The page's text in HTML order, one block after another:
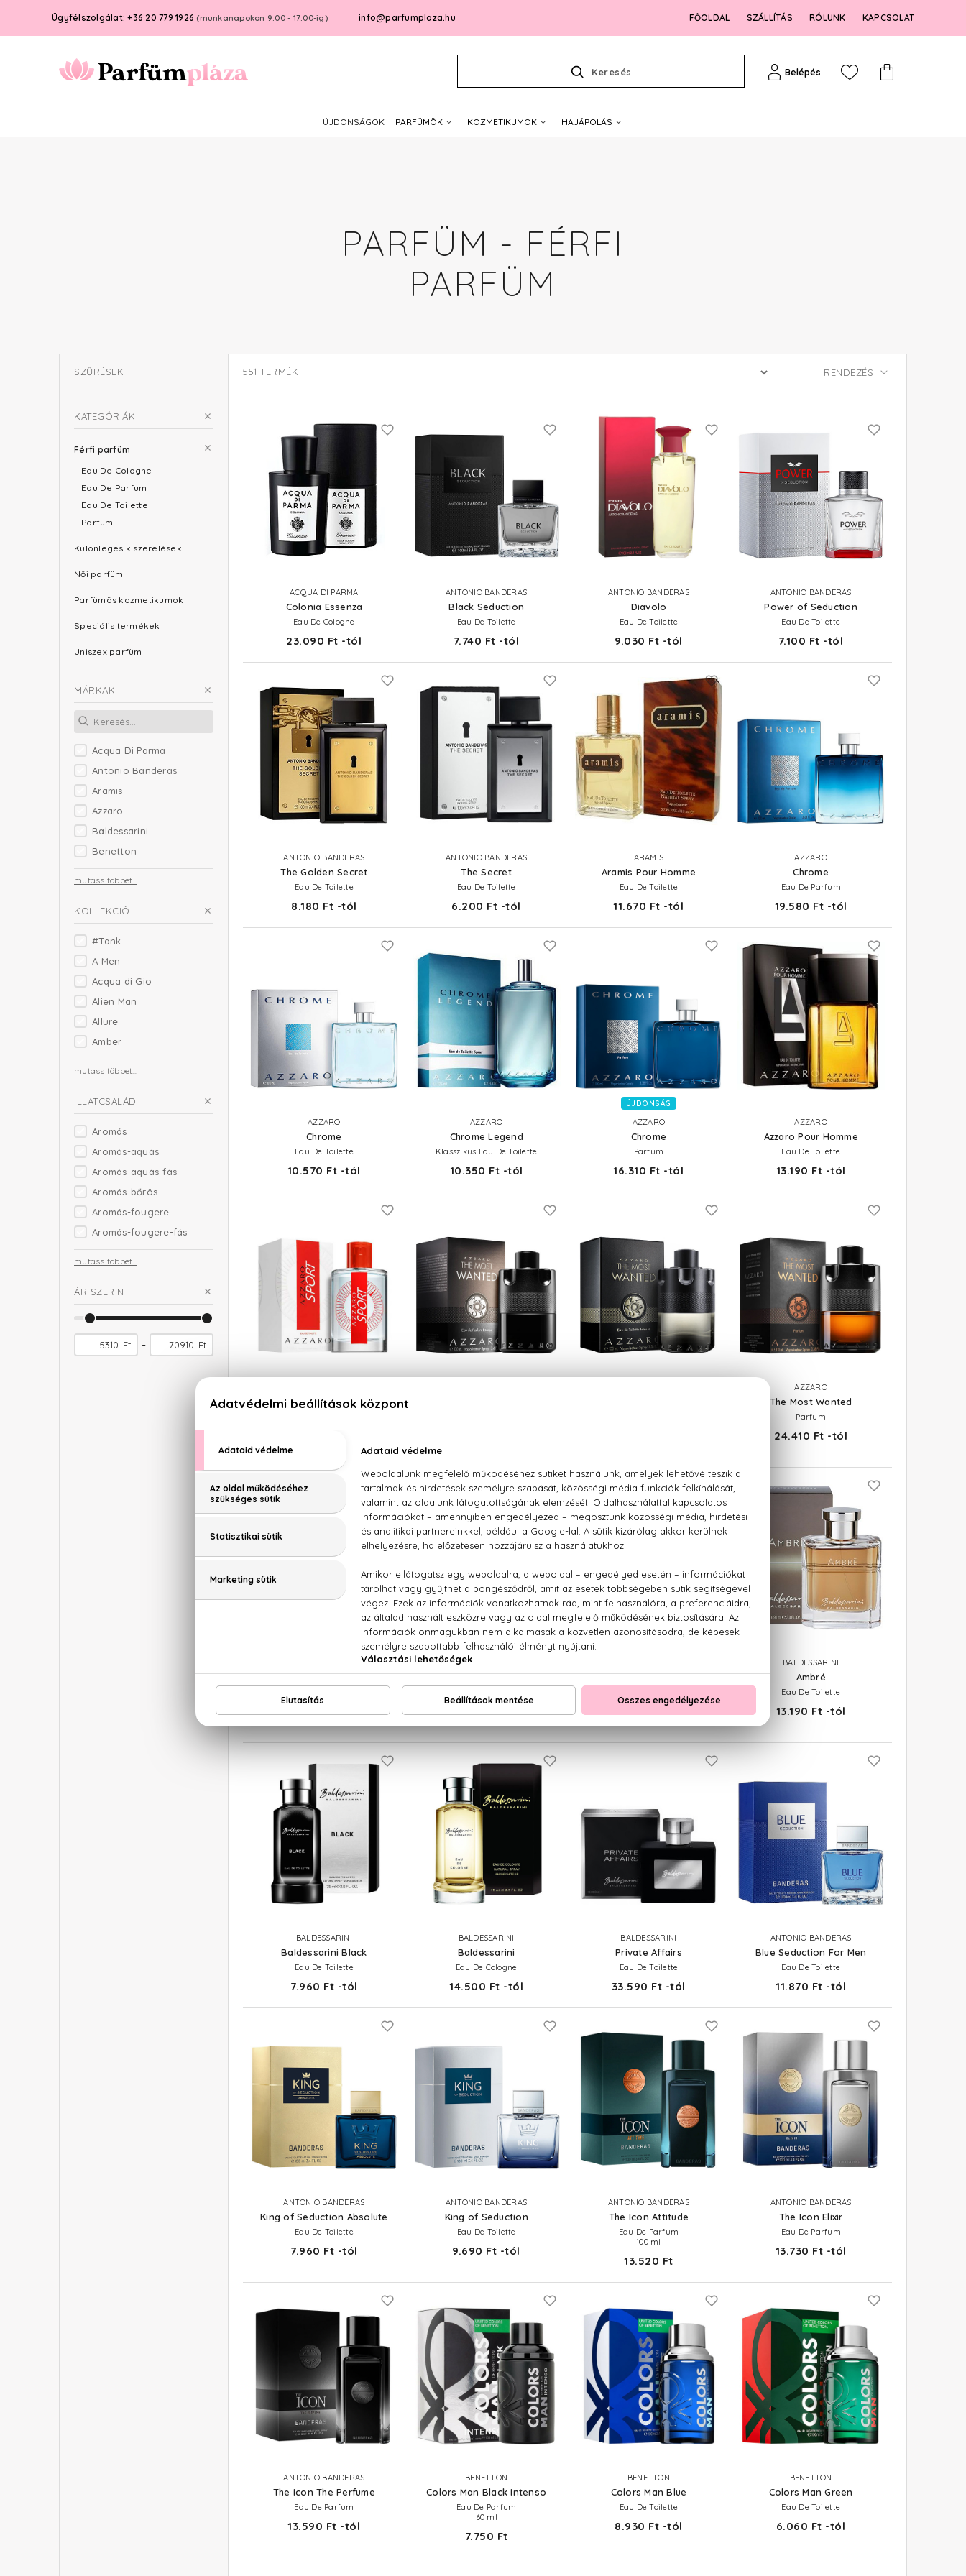
Ügyfélszolgálat: +36 20 779 1926 (munkanapokon 9:00 - 17:00-ig) info@parfumplaza.hu FŐOLDAL SZÁLLÍTÁS RÓLUNK KAPCSOLAT
Keresés Belépés
ÚJDONSÁGOK PARFÜMÖK KOZMETIKUMOK HAJÁPOLÁS
PARFÜM - FÉRFI
PARFÜM
SZŰRÉSEK
KATEGÓRIÁK
Férfi parfüm
Eau De Cologne
Eau De Parfum
Eau De Toilette
Parfum
Különleges kiszerelések
Női parfüm
Parfümös kozmetikumok
Speciális termékek
Uniszex parfüm
MÁRKÁK
Acqua Di Parma
Antonio Banderas
Aramis
Azzaro
Baldessarini
Benetton
mutass többet...
KOLLEKCIÓ
#Tank
A Men
Acqua di Gio
Alien Man
Allure
Amber
mutass többet...
ILLATCSALÁD
Aromás
Aromás-aquás
Aromás-aquás-fás
Aromás-bőrös
Aromás-fougere
Aromás-fougere-fás
mutass többet...
ÁR SZERINT
Ft - Ft
551 TERMÉK
ACQUA DI PARMA
Colonia Essenza
Eau De Cologne
23.090 Ft -tól
ANTONIO BANDERAS
Black Seduction
Eau De Toilette
7.740 Ft -tól
ANTONIO BANDERAS
Diavolo
Eau De Toilette
9.030 Ft -tól
ANTONIO BANDERAS
Power of Seduction
Eau De Toilette
7.100 Ft -tól
ANTONIO BANDERAS
The Golden Secret
Eau De Toilette
8.180 Ft -tól
ANTONIO BANDERAS
The Secret
Eau De Toilette
6.200 Ft -tól
ARAMIS
Aramis Pour Homme
Eau De Toilette
11.670 Ft -tól
AZZARO
Chrome
Eau De Parfum
19.580 Ft -tól
AZZARO
Chrome
Eau De Toilette
10.570 Ft -tól
AZZARO
Chrome Legend
Klasszikus Eau De Toilette
10.350 Ft -tól
ÚJDONSÁG
AZZARO
Chrome
Parfum
16.310 Ft -tól
AZZARO
Azzaro Pour Homme
Eau De Toilette
13.190 Ft -tól
Sport
AZZARO
The Most Wanted
Parfum
24.410 Ft -tól
Wanted By Night
100 ml
AZZARO
Wanted
100 ml
Wanted
BALDESSARINI
Ambré
Eau De Toilette
13.190 Ft -tól
BALDESSARINI
Baldessarini Black
Eau De Toilette
7.960 Ft -tól
BALDESSARINI
Baldessarini
Eau De Cologne
14.500 Ft -tól
BALDESSARINI
Private Affairs
Eau De Toilette
33.590 Ft -tól
ANTONIO BANDERAS
Blue Seduction For Men
Eau De Toilette
11.870 Ft -tól
ANTONIO BANDERAS
King of Seduction Absolute
Eau De Toilette
7.960 Ft -tól
ANTONIO BANDERAS
King of Seduction
Eau De Toilette
9.690 Ft -tól
ANTONIO BANDERAS
The Icon Attitude
Eau De Parfum
100 ml
13.520 Ft
ANTONIO BANDERAS
The Icon Elixir
Eau De Parfum
13.730 Ft -tól
ANTONIO BANDERAS
The Icon The Perfume
Eau De Parfum
13.590 Ft -tól
BENETTON
Colors Man Black Intenso
Eau De Parfum
60 ml
7.750 Ft
BENETTON
Colors Man Blue
Eau De Toilette
8.930 Ft -tól
BENETTON
Colors Man Green
Eau De Toilette
6.060 Ft -tól